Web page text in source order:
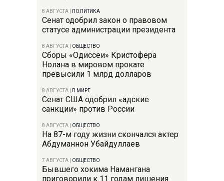
8 АВГУСТА ПОЛИТИКА
Сенат одобрил закон о правовом
статусе администрации президента
8 АВГУСТА ОБЩЕСТВО
Сборы «Одиссеи» Кристофера
Нолана в мировом прокате
превысили 1 млрд долларов
8 АВГУСТА В МИРЕ
Сенат США одобрил «адские
санкции» против России
8 АВГУСТА ОБЩЕСТВО
На 87-м году жизни скончался актер
Абдуманнон Убайдуллаев
7 АВГУСТА ОБЩЕСТВО
Бывшего хокима Намангана
приговорили к 11 годам лишения